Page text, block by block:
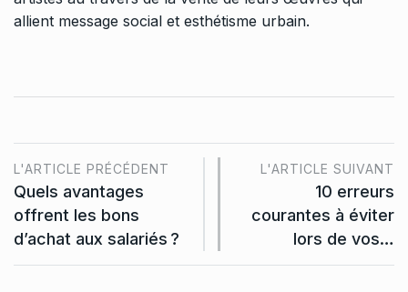
allient message social et esthétisme urbain.
L'ARTICLE PRÉCÉDENT
Quels avantages
offrent les bons
d’achat aux salariés ?
L'ARTICLE SUIVANT
10 erreurs
courantes à éviter
lors de vos…